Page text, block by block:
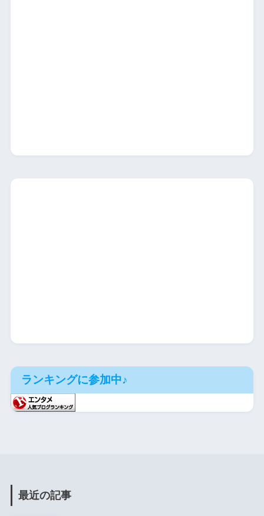
ランキングに参加中♪
最近の記事